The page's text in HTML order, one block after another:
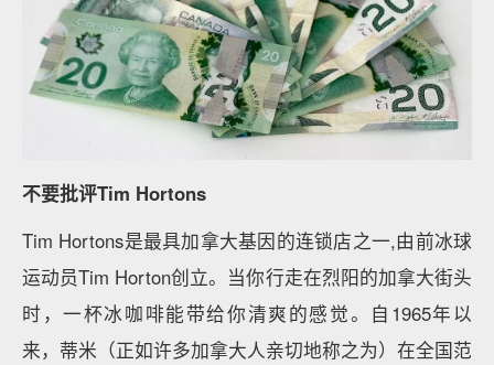
不要批评Tim Hortons
Tim Hortons是最具加拿大基因的连锁店之一,由前冰球
运动员Tim Horton创立。当你行走在烈阳的加拿大街头
时，一杯冰咖啡能带给你清爽的感觉。自1965年以
来，蒂米（正如许多加拿大人亲切地称之为）在全国范